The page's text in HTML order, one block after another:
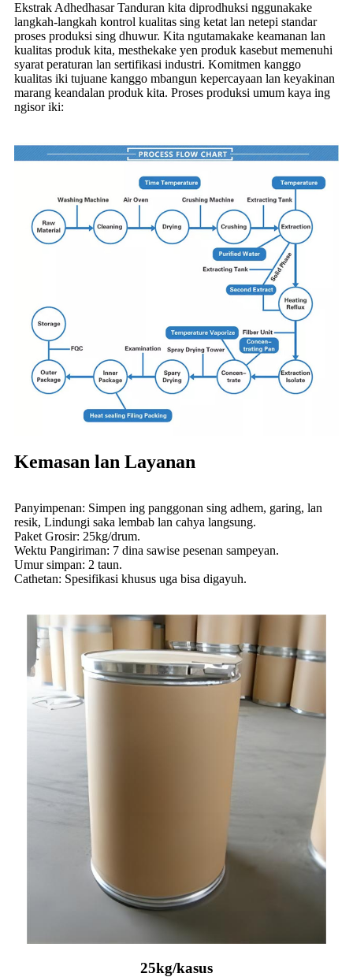
Ekstrak Adhedhasar Tanduran kita diprodhuksi nggunakake
langkah-langkah kontrol kualitas sing ketat lan netepi standar
proses produksi sing dhuwur. Kita ngutamakake keamanan lan
kualitas produk kita, mesthekake yen produk kasebut memenuhi
syarat peraturan lan sertifikasi industri. Komitmen kanggo
kualitas iki tujuane kanggo mbangun kepercayaan lan keyakinan
marang keandalan produk kita. Proses produksi umum kaya ing
ngisor iki:
Kemasan lan Layanan
Panyimpenan: Simpen ing panggonan sing adhem, garing, lan
resik, Lindungi saka lembab lan cahya langsung.
Paket Grosir: 25kg/drum.
Wektu Pangiriman: 7 dina sawise pesenan sampeyan.
Umur simpan: 2 taun.
Cathetan: Spesifikasi khusus uga bisa digayuh.
25kg/kasus